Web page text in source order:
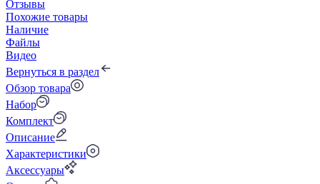
Отзывы
Похожие товары
Наличие
Файлы
Видео
Вернуться в раздел
Обзор товара
Набор
Комплект
Описание
Характеристики
Аксессуары